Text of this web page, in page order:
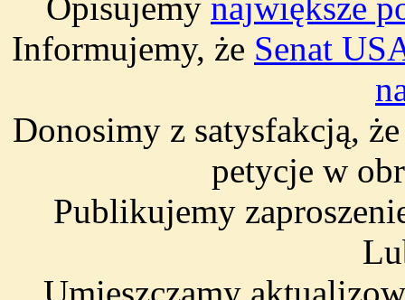
Opisujemy największe
Informujemy, że Senat
Donosimy z satysfakcją,
petycje w
Publikujemy